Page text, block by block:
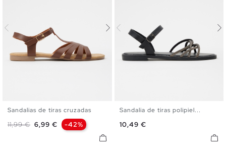
35 36 37 38 39
41
Sandalias de tiras cruzadas
Precio base
11,99 € Precio
6,99 € -42%
35 36 37 38 39
Sandalia de tiras polipiel...
Precio
10,49 €